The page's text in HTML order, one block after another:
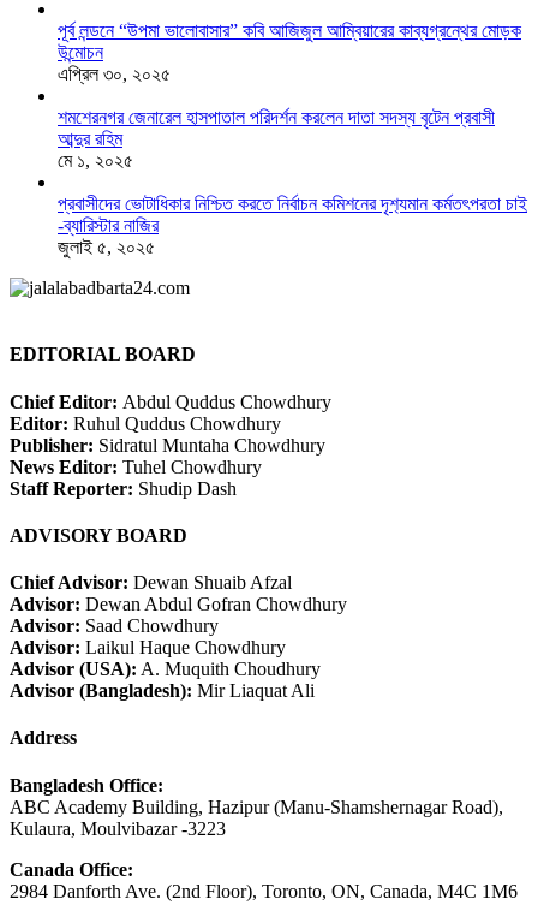
পূর্ব লন্ডনে “উপমা ভালোবাসার” কবি আজিজুল আম্বিয়ারের কাব্যগ্রন্থের মোড়ক
উন্মোচন
এপ্রিল ৩০, ২০২৫
শমশেরনগর জেনারেল হাসপাতাল পরিদর্শন করলেন দাতা সদস্য বৃটেন প্রবাসী
আব্দুর রহিম
মে ১, ২০২৫
প্রবাসীদের ভোটাধিকার নিশ্চিত করতে নির্বাচন কমিশনের দৃশ‍্যমান কর্মতৎপরতা চাই
-ব্যারিস্টার নাজির
জুলাই ৫, ২০২৫
EDITORIAL BOARD
Chief Editor: Abdul Quddus Chowdhury
Editor: Ruhul Quddus Chowdhury
Publisher: Sidratul Muntaha Chowdhury
News Editor: Tuhel Chowdhury
Staff Reporter: Shudip Dash
ADVISORY BOARD
Chief Advisor: Dewan Shuaib Afzal
Advisor: Dewan Abdul Gofran Chowdhury
Advisor: Saad Chowdhury
Advisor: Laikul Haque Chowdhury
Advisor (USA): A. Muquith Choudhury
Advisor (Bangladesh): Mir Liaquat Ali
Address
Bangladesh Office:
ABC Academy Building, Hazipur (Manu-Shamshernagar Road),
Kulaura, Moulvibazar -3223
Canada Office:
2984 Danforth Ave. (2nd Floor), Toronto, ON, Canada, M4C 1M6